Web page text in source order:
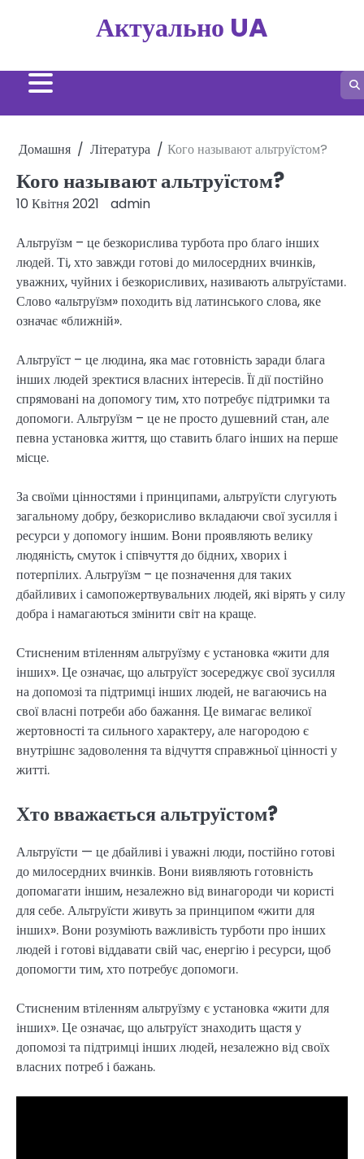
Актуально UA
Домашня Література Кого называют альтруїстом?
Кого называют альтруїстом?
10 Квітня 2021 admin
Альтруїзм – це безкорислива турбота про благо інших
людей. Ті, хто завжди готові до милосердних вчинків,
уважних, чуйних і безкорисливих, називають альтруїстами.
Слово «альтруїзм» походить від латинського слова, яке
означає «ближній».
Альтруїст – це людина, яка має готовність заради блага
інших людей зректися власних інтересів. Її дії постійно
спрямовані на допомогу тим, хто потребує підтримки та
допомоги. Альтруїзм – це не просто душевний стан, але
певна установка життя, що ставить благо інших на перше
місце.
За своїми цінностями і принципами, альтруїсти слугують
загальному добру, безкорисливо вкладаючи свої зусилля і
ресурси у допомогу іншим. Вони проявляють велику
людяність, смуток і співчуття до бідних, хворих і
потерпілих. Альтруїзм – це позначення для таких
дбайливих і самопожертвувальних людей, які вірять у силу
добра і намагаються змінити світ на краще.
Стисненим втіленням альтруїзму є установка «жити для
інших». Це означає, що альтруїст зосереджує свої зусилля
на допомозі та підтримці інших людей, не вагаючись на
свої власні потреби або бажання. Це вимагає великої
жертовності та сильного характеру, але нагородою є
внутрішнє задоволення та відчуття справжньої цінності у
житті.
Хто вважається альтруїстом?
Альтруїсти — це дбайливі і уважні люди, постійно готові
до милосердних вчинків. Вони виявляють готовність
допомагати іншим, незалежно від винагороди чи користі
для себе. Альтруїсти живуть за принципом «жити для
інших». Вони розуміють важливість турботи про інших
людей і готові віддавати свій час, енергію і ресурси, щоб
допомогти тим, хто потребує допомоги.
Стисненим втіленням альтруїзму є установка «жити для
інших». Це означає, що альтруїст знаходить щастя у
допомозі та підтримці інших людей, незалежно від своїх
власних потреб і бажань.